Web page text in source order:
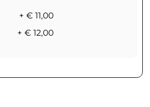
+ € 11,00
+ € 12,00